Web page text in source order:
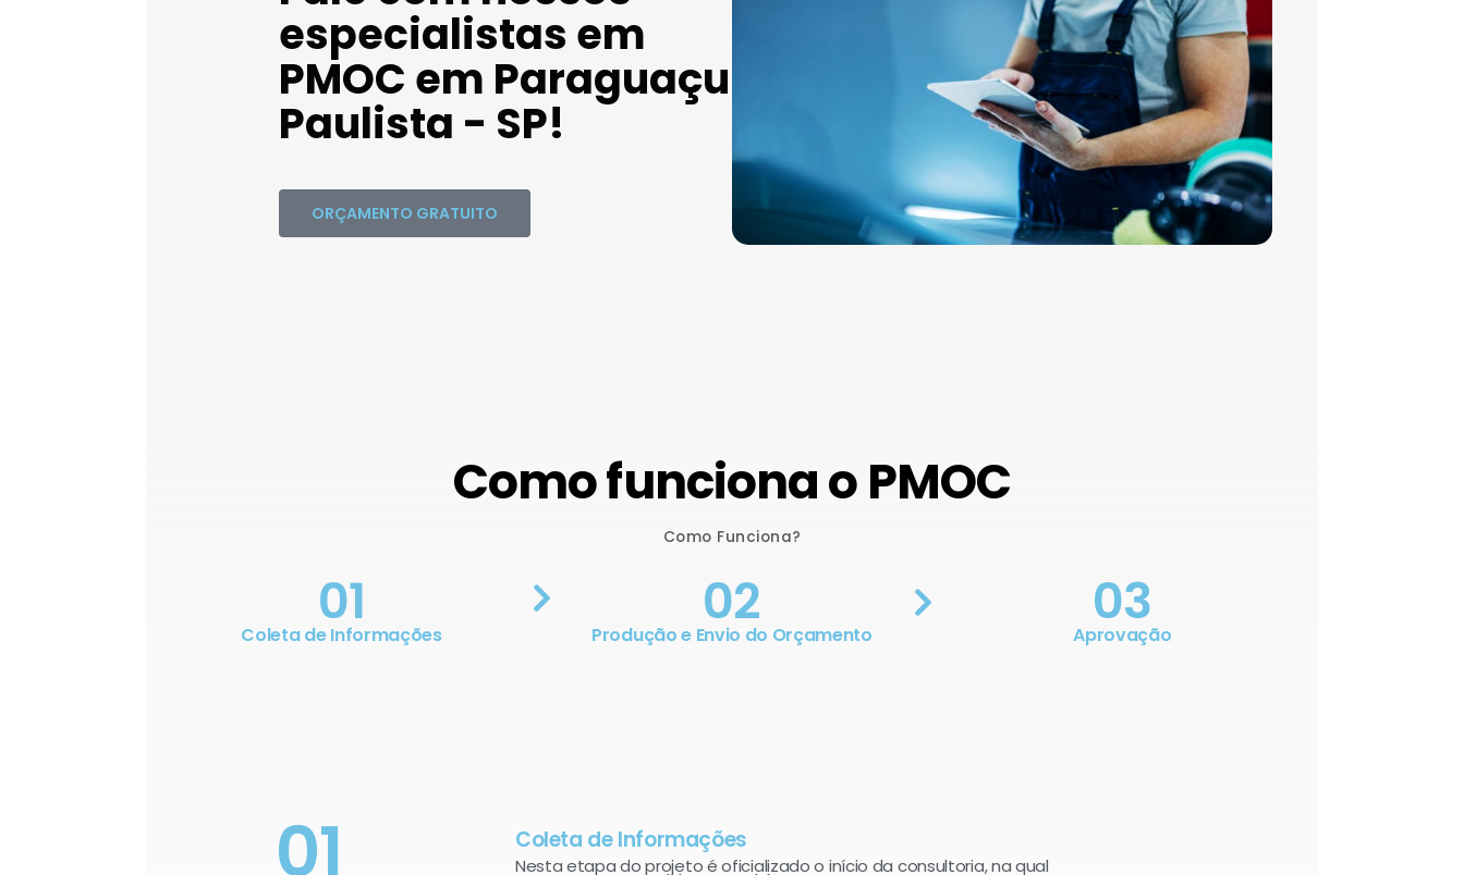
especialistas em
PMOC em Paraguaçu
Paulista - SP!
ORÇAMENTO GRATUITO
Como funciona o PMOC
Como Funciona?
01
Coleta de Informações 02
Produção e Envio do Orçamento 03
Aprovação
01 Coleta de Informações
Nesta etapa do projeto é oficializado o início da consultoria, na qual